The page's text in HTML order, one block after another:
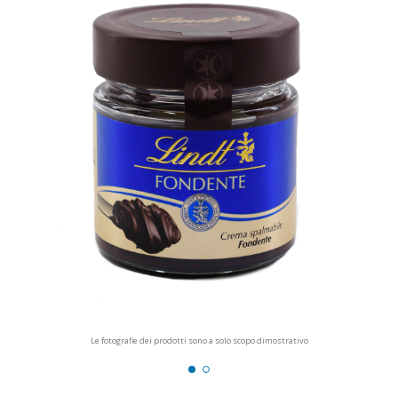
Le fotografie dei prodotti sono a solo scopo dimostrativo